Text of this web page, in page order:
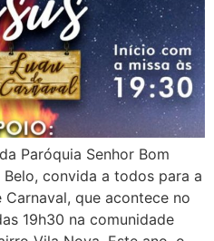
Paróquia Senhor Bom
convida a todos para a
que acontece no
19h30 na comunidade